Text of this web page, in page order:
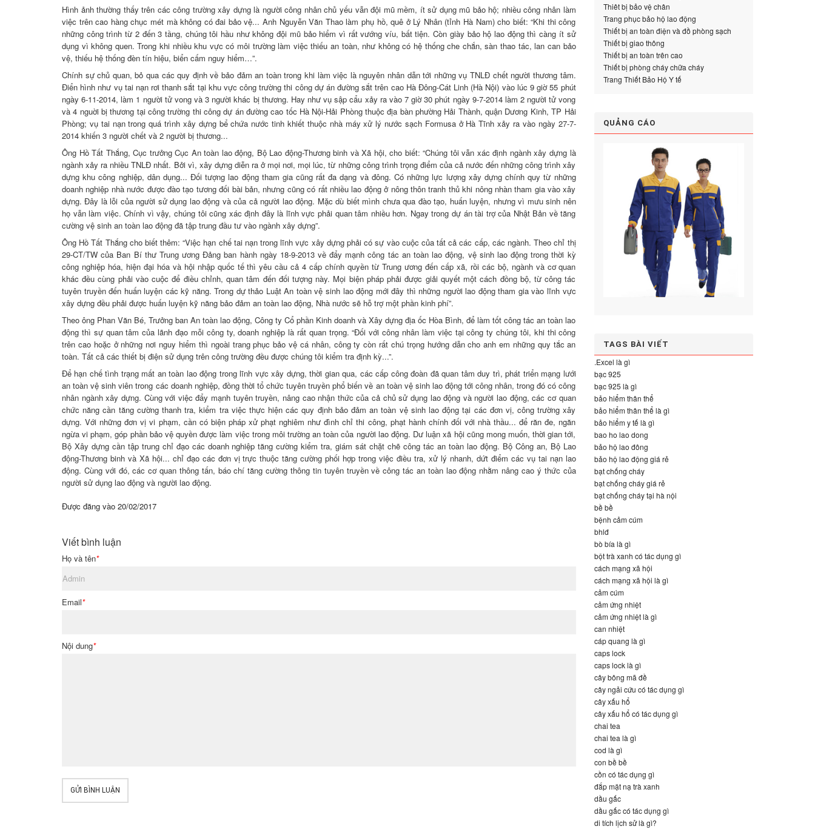
Hình ảnh thường thấy trên các công trường xây dựng là người công nhân chủ yếu vẫn đội mũ mềm, ít sử dụng mũ bảo hộ; nhiều công nhân làm
việc trên cao hàng chục mét mà không có đai bảo vệ... Anh Nguyễn Văn Thao làm phụ hồ, quê ở Lý Nhân (tỉnh Hà Nam) cho biết: “Khi thi công
những công trình từ 2 đến 3 tầng, chúng tôi hầu như không đội mũ bảo hiểm vì rất vướng víu, bất tiện. Còn giày bảo hộ lao động thì càng ít sử
dụng vì không quen. Trong khi nhiều khu vực có môi trường làm việc thiếu an toàn, như không có hệ thống che chắn, sàn thao tác, lan can bảo
vệ, thiếu hệ thống đèn tín hiệu, biển cấm nguy hiểm…”.
Chính sự chủ quan, bỏ qua các quy định về bảo đảm an toàn trong khi làm việc là nguyên nhân dẫn tới những vụ TNLĐ chết người thương tâm.
Điển hình như vụ tai nạn rơi thanh sắt tại khu vực công trường thi công dự án đường sắt trên cao Hà Đông-Cát Linh (Hà Nội) vào lúc 9 giờ 55 phút
ngày 6-11-2014, làm 1 người tử vong và 3 người khác bị thương. Hay như vụ sập cẩu xảy ra vào 7 giờ 30 phút ngày 9-7-2014 làm 2 người tử vong
và 4 nguời bị thương tại công trường thi công dự án đường cao tốc Hà Nội-Hải Phòng thuộc địa bàn phường Hải Thành, quận Dương Kinh, TP Hải
Phòng; vụ tai nạn trong quá trình xây dựng bể chứa nước tinh khiết thuộc nhà máy xử lý nước sạch Formusa ở Hà Tĩnh xảy ra vào ngày 27-7-
2014 khiến 3 người chết và 2 người bị thương...
Ông Hồ Tất Thắng, Cục trưởng Cục An toàn lao động, Bộ Lao động-Thương binh và Xã hội, cho biết: “Chúng tôi vẫn xác định ngành xây dựng là
ngành xảy ra nhiều TNLĐ nhất. Bởi vì, xây dựng diễn ra ở mọi nơi, mọi lúc, từ những công trình trọng điểm của cả nước đến những công trình xây
dựng khu công nghiệp, dân dụng... Đối tượng lao động tham gia cũng rất đa dạng và đông. Có những lực lượng xây dựng chính quy từ những
doanh nghiệp nhà nước được đào tạo tương đối bài bản, nhưng cũng có rất nhiều lao động ở nông thôn tranh thủ khi nông nhàn tham gia vào xây
dựng. Đây là lỗi của người sử dụng lao động và của cả người lao động. Mặc dù biết mình chưa qua đào tạo, huấn luyện, nhưng vì mưu sinh nên
họ vẫn làm việc. Chính vì vậy, chúng tôi cũng xác định đây là lĩnh vực phải quan tâm nhiều hơn. Ngay trong dự án tài trợ của Nhật Bản về tăng
cường vệ sinh an toàn lao động đã tập trung đầu tư vào ngành xây dựng”.
Ông Hồ Tất Thắng cho biết thêm: “Việc hạn chế tai nạn trong lĩnh vực xây dựng phải có sự vào cuộc của tất cả các cấp, các ngành. Theo chỉ thị
29-CT/TW của Ban Bí thư Trung ương Đảng ban hành ngày 18-9-2013 về đẩy mạnh công tác an toàn lao động, vệ sinh lao động trong thời kỳ
công nghiệp hóa, hiện đại hóa và hội nhập quốc tế thì yêu cầu cả 4 cấp chính quyền từ Trung ương đến cấp xã, rồi các bộ, ngành và cơ quan
khác đều cùng phải vào cuộc để điều chỉnh, quan tâm đến đối tượng này. Mọi biện pháp phải được giải quyết một cách đồng bộ, từ công tác
tuyên truyền đến huấn luyện các kỹ năng. Trong dự thảo Luật An toàn vệ sinh lao động mới đây thì những người lao động tham gia vào lĩnh vực
xây dựng đều phải được huấn luyện kỹ năng bảo đảm an toàn lao động, Nhà nước sẽ hỗ trợ một phần kinh phí”.
Theo ông Phan Văn Bé, Trưởng ban An toàn lao động, Công ty Cổ phần Kinh doanh và Xây dựng địa ốc Hòa Bình, để làm tốt công tác an toàn lao
động thì sự quan tâm của lãnh đạo mỗi công ty, doanh nghiệp là rất quan trọng. “Đối với công nhân làm việc tại công ty chúng tôi, khi thi công
trên cao hoặc ở những nơi nguy hiểm thì ngoài trang phục bảo vệ cá nhân, công ty còn rất chú trọng hướng dẫn cho anh em những quy tắc an
toàn. Tất cả các thiết bị điện sử dụng trên công trường đều được chúng tôi kiểm tra định kỳ...”.
Để hạn chế tình trạng mất an toàn lao động trong lĩnh vực xây dựng, thời gian qua, các cấp công đoàn đã quan tâm duy trì, phát triển mạng lưới
an toàn vệ sinh viên trong các doanh nghiệp, đồng thời tổ chức tuyên truyền phổ biến về an toàn vệ sinh lao động tới công nhân, trong đó có công
nhân ngành xây dựng. Cùng với việc đẩy mạnh tuyên truyền, nâng cao nhận thức của cả chủ sử dụng lao động và người lao động, các cơ quan
chức năng cần tăng cường thanh tra, kiểm tra việc thực hiện các quy định bảo đảm an toàn vệ sinh lao động tại các đơn vị, công trường xây
dựng. Với những đơn vị vi phạm, cần có biện pháp xử phạt nghiêm như đình chỉ thi công, phạt hành chính đối với nhà thầu... để răn đe, ngăn
ngừa vi phạm, góp phần bảo vệ quyền được làm việc trong môi trường an toàn của người lao động. Dư luận xã hội cũng mong muốn, thời gian tới,
Bộ Xây dựng cần tập trung chỉ đạo các doanh nghiệp tăng cường kiểm tra, giám sát chặt chẽ công tác an toàn lao động. Bộ Công an, Bộ Lao
động-Thương binh và Xã hội... chỉ đạo các đơn vị trực thuộc tăng cường phối hợp trong việc điều tra, xử lý nhanh, dứt điểm các vụ tai nạn lao
động. Cùng với đó, các cơ quan thông tấn, báo chí tăng cường thông tin tuyên truyền về công tác an toàn lao động nhằm nâng cao ý thức của
người sử dụng lao động và người lao động.
Được đăng vào 20/02/2017
Viết bình luận
Họ và tên*
Email*
Nội dung*
GỬI BÌNH LUẬN
Thiêt bị bảo vệ chân
Trang phục bảo hộ lao động
Thiết bị an toàn điện và đồ phòng sạch
Thiết bị giao thông
Thiết bị an toàn trên cao
Thiết bị phòng cháy chữa cháy
Trang Thiết Bảo Hộ Y tế
QUẢNG CÁO
TAGS BÀI VIẾT
.Excel là gì
bạc 925
bạc 925 là gì
bảo hiểm thân thể
bảo hiểm thân thể là gì
bảo hiểm y tế là gì
bao ho lao dong
bảo hộ lao đông
bảo hộ lao động giá rẻ
bạt chống cháy
bạt chống cháy giá rẻ
bạt chống cháy tại hà nội
bề bề
bệnh cảm cúm
bhlđ
bò bía là gì
bột trà xanh có tác dụng gì
cách mạng xã hội
cách mạng xã hội là gì
cảm cúm
cảm ứng nhiệt
cảm ứng nhiệt là gì
can nhiệt
cáp quang là gì
caps lock
caps lock là gì
cây bông mã đề
cây ngải cứu có tác dụng gì
cây xấu hổ
cây xấu hổ có tác dụng gì
chai tea
chai tea là gì
cod là gì
con bề bề
cồn có tác dụng gì
đắp mặt nạ trà xanh
dầu gấc
dầu gấc có tác dụng gì
di tích lịch sử là gì?